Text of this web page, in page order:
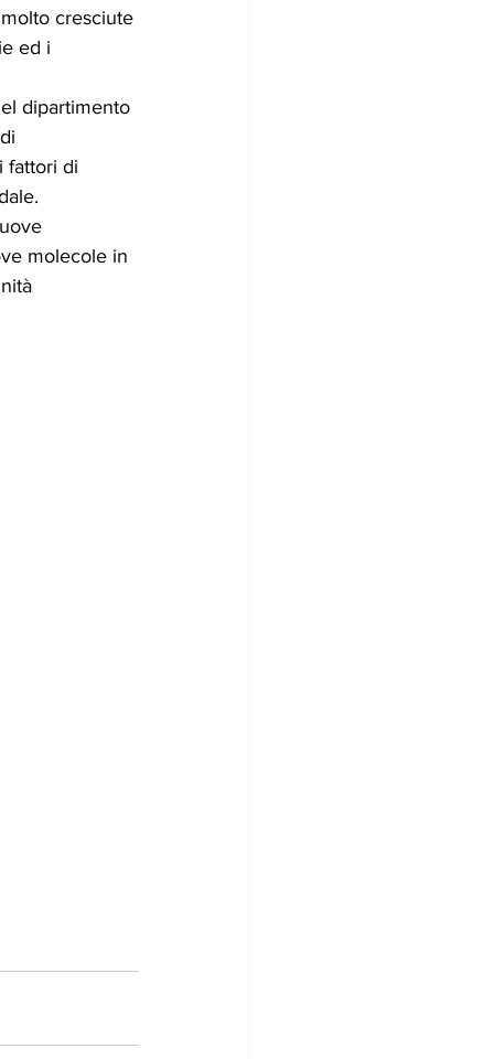
cresciute
ed i
dipartimento
fattori di
molecole in